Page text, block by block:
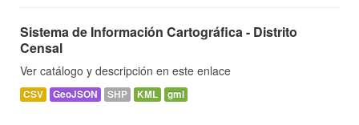
Sistema de Información Cartográfica - Distrito
Censal
Ver catálogo y descripción en este enlace
CSV GeoJSON SHP KML gml